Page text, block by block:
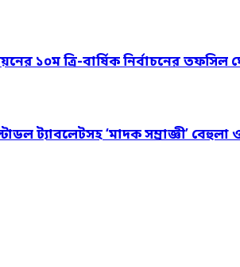
১০ম ত্রি-বার্ষিক নির্বাচনের তফসিল
ট্যাবলেটসহ ‘মাদক সম্রাজ্ঞী’ বেহুলা